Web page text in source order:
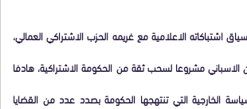
اشتباكاته الاعلامية مع غريمه الحزب الاشتراكي العمالي،
الاسباني مشروعا لسحب ثقة من الحكومة الاشتراكية، هادفا
الخارجية التي تنتهجها الحكومة بصدد عدد من القضايا